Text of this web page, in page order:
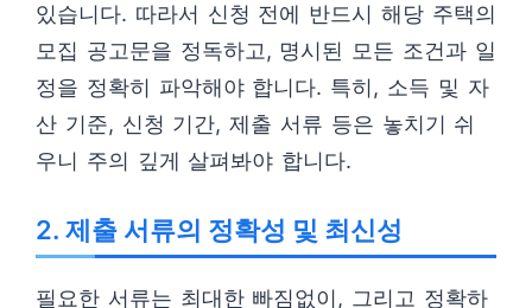
있습니다. 따라서 신청 전에 반드시 해당 주택의
모집 공고문을 정독하고, 명시된 모든 조건과 일
정을 정확히 파악해야 합니다. 특히, 소득 및 자
산 기준, 신청 기간, 제출 서류 등은 놓치기 쉬
우니 주의 깊게 살펴봐야 합니다.
2. 제출 서류의 정확성 및 최신성
필요한 서류는 최대한 빠짐없이, 그리고 정확하